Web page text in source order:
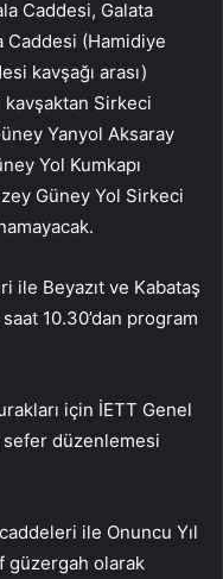
Caddesi, Galata
Caddesi (Hamidiye
kavşağı arası)
Sirkeci
Yanyol Aksaray
Yol Kumkapı
Güney Yol Sirkeci
ile Beyazıt ve Kabataş
10.30’dan program
için İETT Genel
sefer düzenlemesi
ile Onuncu Yıl
güzergah olarak